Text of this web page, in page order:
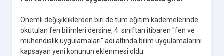
Önemli değişikliklerden biri de tüm eğitim kademelerinde
okutulan fen bilimleri dersine, 4. sınıftan itibaren "fen ve
mühendislik uygulamaları" adı altında bilim uygulamalarını
kapsayan yeni konunun eklenmesi oldu.